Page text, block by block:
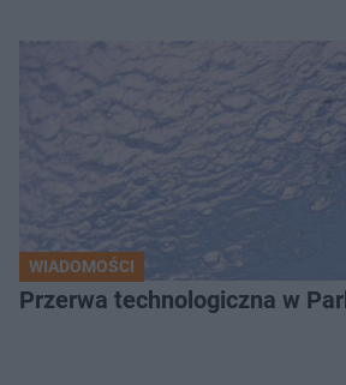
WIADOMOŚCI
Przerwa technologiczna w